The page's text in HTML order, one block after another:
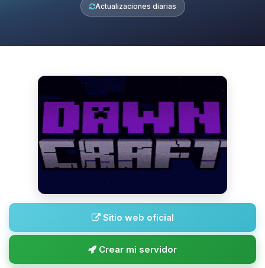
Actualizaciones diarias
Sitio web oficial
Crear mi servidor